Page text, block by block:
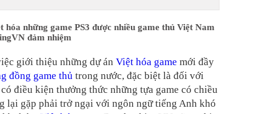
hóa những game PS3 được nhiều game thủ Việt Nam
đảm nhiệm
giới thiệu những dự án Việt hóa game mới đầy
đồng game thủ trong nước, đặc biệt là đối với
điều kiện thưởng thức những tựa game có chiều
lại gặp phải trở ngại với ngôn ngữ tiếng Anh khó